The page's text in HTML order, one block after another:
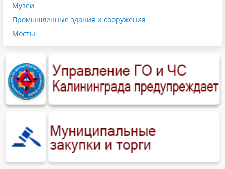
Музеи
Промышленные здания и сооружения
Мосты